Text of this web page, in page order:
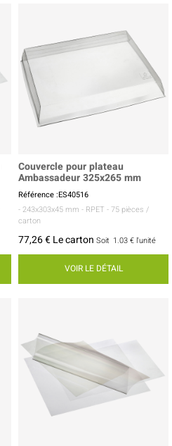
Couvercle pour plateau
Ambassadeur 325x265 mm
Référence :ES40516
- 243x303x45 mm - RPET - 75 pièces /
carton
77,26 € Le carton Soit 1.03 € l'unité
VOIR LE DÉTAIL